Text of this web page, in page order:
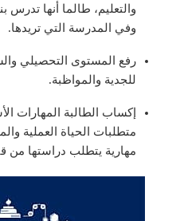
والتعليم، طالما أنها تدرس
وفي المدرسة التي تريدها.
رفع المستوى التحصيلي
للجدية والمواظبة.
إكساب الطالبة المهارات
متطلبات الحياة العملية
مهارية يتطلب دراستها من